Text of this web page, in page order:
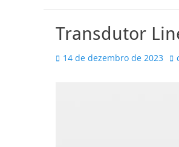
Transdutor
Posted
14 de dezembro de 2023